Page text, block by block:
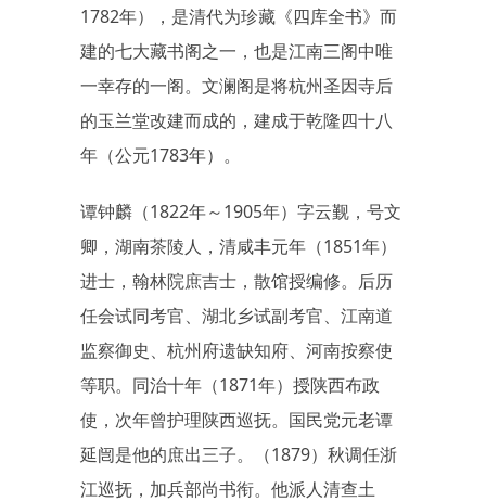
1782年），是清代为珍藏《四库全书》而
建的七大藏书阁之一，也是江南三阁中唯
一幸存的一阁。文澜阁是将杭州圣因寺后
的玉兰堂改建而成的，建成于乾隆四十八
年（公元1783年）。
谭钟麟（1822年～1905年）字云觐，号文
卿，湖南茶陵人，清咸丰元年（1851年）
进士，翰林院庶吉士，散馆授编修。后历
任会试同考官、湖北乡试副考官、江南道
监察御史、杭州府遗缺知府、河南按察使
等职。同治十年（1871年）授陕西布政
使，次年曾护理陕西巡抚。国民党元老谭
延闿是他的庶出三子。（1879）秋调任浙
江巡抚，加兵部尚书衔。他派人清查土